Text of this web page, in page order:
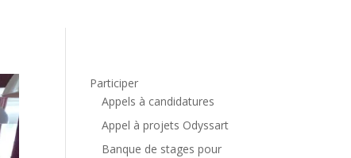
Participer
Appels à candidatures
Appel à projets Odyssart
Banque de stages pour